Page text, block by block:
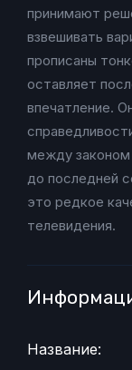
принимают
взвешивать
прописаны
оставляет
впечатление.
между
до последней
это редкое
телевидения.
Название: